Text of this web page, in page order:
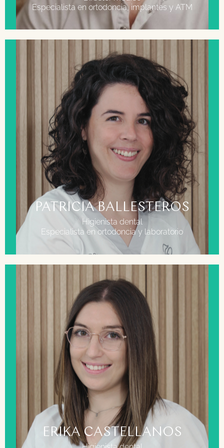
Especialista en ortodoncia, implantes y ATM
PATRICIA BALLESTEROS
Higienista dental
Especialista en ortodoncia y laboratorio
FORMACIÓN
Grado superior en higiene bucodental.
Grado superior anatomía patológica.
ERIKA CASTELLANOS
FORMACIÓN
Grado Superior en Higiene Bucodental